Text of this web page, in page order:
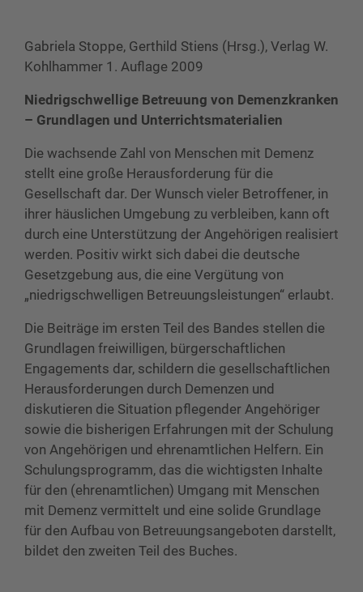
Gabriela Stoppe, Gerthild Stiens (Hrsg.), Verlag W.
Kohlhammer 1. Auflage 2009
Niedrigschwellige Betreuung von Demenzkranken
– Grundlagen und Unterrichtsmaterialien
Die wachsende Zahl von Menschen mit Demenz
stellt eine große Herausforderung für die
Gesellschaft dar. Der Wunsch vieler Betroffener, in
ihrer häuslichen Umgebung zu verbleiben, kann oft
durch eine Unterstützung der Angehörigen realisiert
werden. Positiv wirkt sich dabei die deutsche
Gesetzgebung aus, die eine Vergütung von
„niedrigschwelligen Betreuungsleistungen“ erlaubt.
Die Beiträge im ersten Teil des Bandes stellen die
Grundlagen freiwilligen, bürgerschaftlichen
Engagements dar, schildern die gesellschaftlichen
Herausforderungen durch Demenzen und
diskutieren die Situation pflegender Angehöriger
sowie die bisherigen Erfahrungen mit der Schulung
von Angehörigen und ehrenamtlichen Helfern. Ein
Schulungsprogramm, das die wichtigsten Inhalte
für den (ehrenamtlichen) Umgang mit Menschen
mit Demenz vermittelt und eine solide Grundlage
für den Aufbau von Betreuungsangeboten darstellt,
bildet den zweiten Teil des Buches.